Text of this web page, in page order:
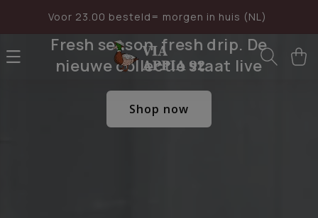
naar deVoor 23.00 besteld= morgen in huis (NL)
Fresh season, fresh drip. De
nieuwe collectie staat live
Shop now